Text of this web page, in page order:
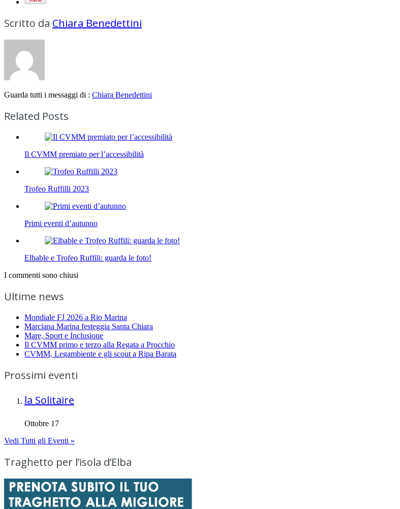
Scritto da Chiara Benedettini
Guarda tutti i messaggi di : Chiara Benedettini
Related Posts
Il CVMM premiato per l’accessibilità
Trofeo Ruffilli 2023
Primi eventi d’autunno
Elbable e Trofeo Ruffili: guarda le foto!
I commenti sono chiusi
Ultime news
Mondiale FJ 2026 a Rio Marina
Marciana Marina festeggia Santa Chiara
Mare, Sport e Inclusione
Il CVMM primo e terzo alla Regata a Procchio
CVMM, Legambiente e gli scout a Ripa Barata
Prossimi eventi
la Solitaire
Ottobre 17
Vedi Tutti gli Eventi »
Traghetto per l’isola d’Elba